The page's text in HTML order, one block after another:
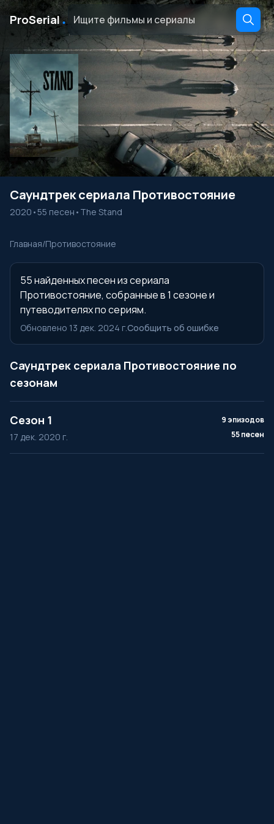
ProSerial․
Саундтрек сериала Противостояние
2020 •55 песен • The Stand
Главная/Противостояние
55 найденных песен из сериала
Противостояние, собранные в 1 сезоне и
путеводителях по сериям.
Обновлено 13 дек. 2024 г.Сообщить об ошибке
Саундтрек сериала Противостояние по
сезонам
Сезон 1
17 дек. 2020 г.
9 эпизодов
55 песен